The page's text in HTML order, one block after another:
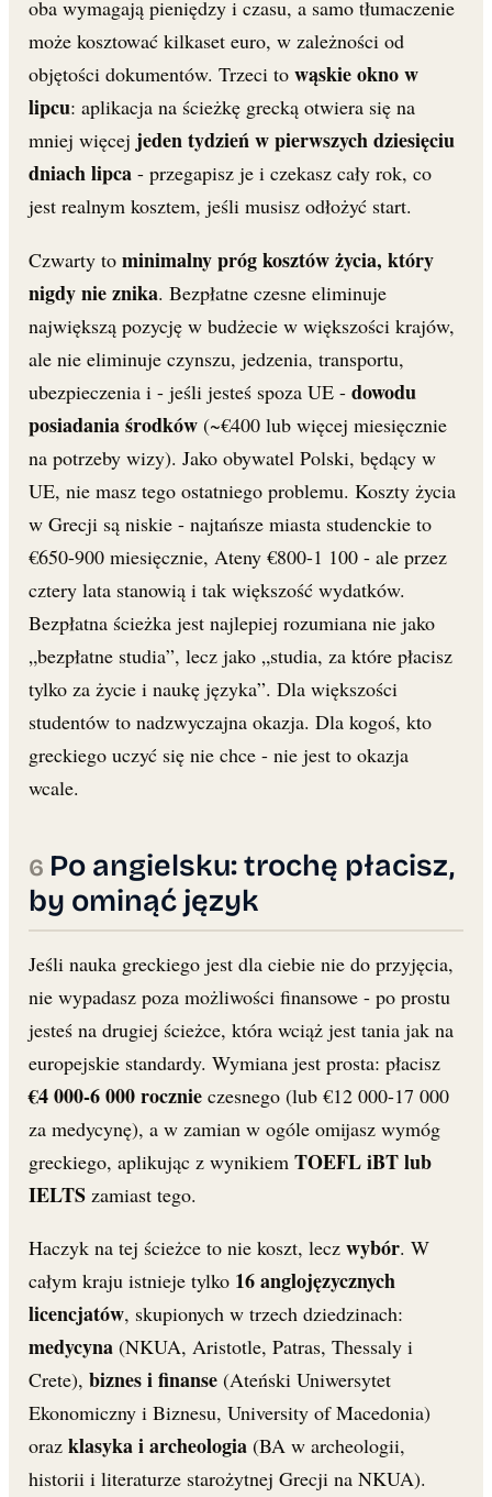
oba wymagają pieniędzy i czasu, a samo tłumaczenie
może kosztować kilkaset euro, w zależności od
objętości dokumentów. Trzeci to wąskie okno w
lipcu: aplikacja na ścieżkę grecką otwiera się na
mniej więcej jeden tydzień w pierwszych dziesięciu
dniach lipca - przegapisz je i czekasz cały rok, co
jest realnym kosztem, jeśli musisz odłożyć start.
Czwarty to minimalny próg kosztów życia, który
nigdy nie znika. Bezpłatne czesne eliminuje
największą pozycję w budżecie w większości krajów,
ale nie eliminuje czynszu, jedzenia, transportu,
ubezpieczenia i - jeśli jesteś spoza UE - dowodu
posiadania środków (~€400 lub więcej miesięcznie
na potrzeby wizy). Jako obywatel Polski, będący w
UE, nie masz tego ostatniego problemu. Koszty życia
w Grecji są niskie - najtańsze miasta studenckie to
€650-900 miesięcznie, Ateny €800-1 100 - ale przez
cztery lata stanowią i tak większość wydatków.
Bezpłatna ścieżka jest najlepiej rozumiana nie jako
„bezpłatne studia”, lecz jako „studia, za które płacisz
tylko za życie i naukę języka”. Dla większości
studentów to nadzwyczajna okazja. Dla kogoś, kto
greckiego uczyć się nie chce - nie jest to okazja
wcale.
Po angielsku: trochę płacisz,
by ominąć język
Jeśli nauka greckiego jest dla ciebie nie do przyjęcia,
nie wypadasz poza możliwości finansowe - po prostu
jesteś na drugiej ścieżce, która wciąż jest tania jak na
europejskie standardy. Wymiana jest prosta: płacisz
€4 000-6 000 rocznie czesnego (lub €12 000-17 000
za medycynę), a w zamian w ogóle omijasz wymóg
greckiego, aplikując z wynikiem TOEFL iBT lub
IELTS zamiast tego.
Haczyk na tej ścieżce to nie koszt, lecz wybór. W
całym kraju istnieje tylko 16 anglojęzycznych
licencjatów, skupionych w trzech dziedzinach:
medycyna (NKUA, Aristotle, Patras, Thessaly i
Crete), biznes i finanse (Ateński Uniwersytet
Ekonomiczny i Biznesu, University of Macedonia)
oraz klasyka i archeologia (BA w archeologii,
historii i literaturze starożytnej Grecji na NKUA).